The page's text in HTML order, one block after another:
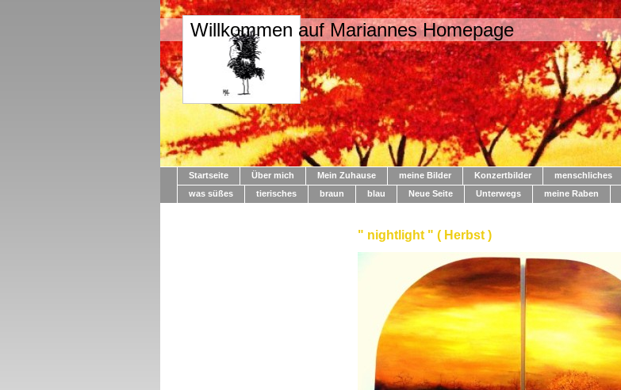
Willkommen auf Mariannes Homepage
Startseite Über mich Mein Zuhause meine Bilder Konzertbilder menschliches
was süßes
tierisches braun blau Neue Seite Unterwegs meine Raben
" nightlight " ( Herbst )